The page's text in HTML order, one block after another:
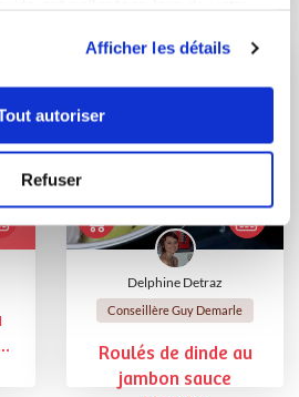
Afficher les détails
autoriser
Refuser
Delphine Detraz
Conseillère Guy Demarle
Roulés de dinde au
jambon sauce